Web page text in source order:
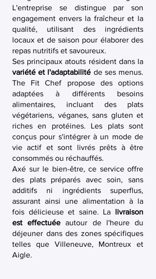
L'entreprise se distingue par son
engagement envers la fraîcheur et la
qualité, utilisant des ingrédients
locaux et de saison pour élaborer des
repas nutritifs et savoureux.
Ses principaux atouts résident dans la
variété et l'adaptabilité de ses menus.
The Fit Chef propose des options
adaptées à différents besoins
alimentaires, incluant des plats
végétariens, véganes, sans gluten et
riches en protéines. Les plats sont
conçus pour s'intégrer à un mode de
vie actif et sont livrés prêts à être
consommés ou réchauffés.
Axé sur le bien-être, ce service offre
des plats préparés avec soin, sans
additifs ni ingrédients superflus,
assurant ainsi une alimentation à la
fois délicieuse et saine. La livraison
est effectuée autour de l'heure du
déjeuner dans des zones spécifiques
telles que Villeneuve, Montreux et
Aigle.